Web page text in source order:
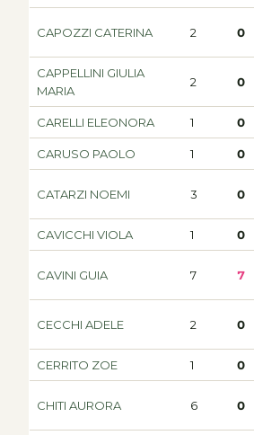
CAPOZZI CATERINA 2 0
CAPPELLINI GIULIA
MARIA
2 0
CARELLI ELEONORA 1 0
CARUSO PAOLO 1 0
CATARZI NOEMI 3 0
CAVICCHI VIOLA 1 0
CAVINI GUIA 7 7
CECCHI ADELE 2 0
CERRITO ZOE 1 0
CHITI AURORA 6 0